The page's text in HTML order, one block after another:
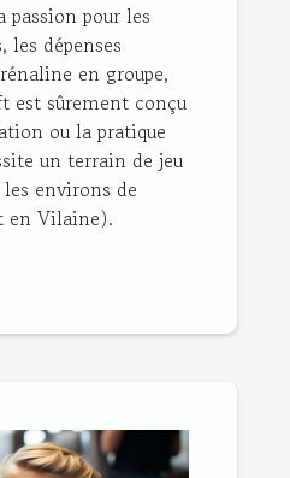
passion pour les
les dépenses
en groupe,
est sûrement conçu
ou la pratique
un terrain de jeu
les environs de
en Vilaine).